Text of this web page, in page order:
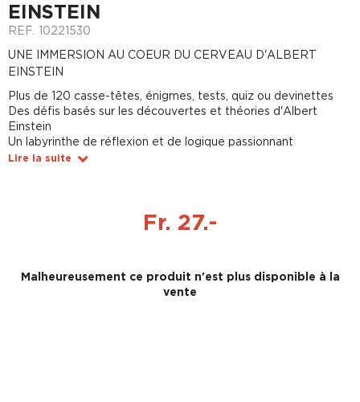
EINSTEIN
REF. 10221530
UNE IMMERSION AU COEUR DU CERVEAU D'ALBERT
EINSTEIN
Plus de 120 casse-têtes, énigmes, tests, quiz ou devinettes
Des défis basés sur les découvertes et théories d'Albert
Einstein
Un labyrinthe de réflexion et de logique passionnant
Lire la suite
Fr. 27.-
Malheureusement ce produit n'est plus disponible à la
vente